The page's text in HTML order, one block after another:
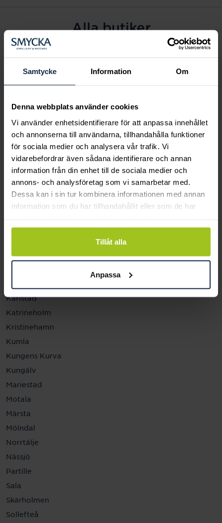
Samtycke Information Om
Denna webbplats använder cookies
Vi använder enhetsidentifierare för att anpassa innehållet
och annonserna till användarna, tillhandahålla funktioner
för sociala medier och analysera vår trafik. Vi
vidarebefordrar även sådana identifierare och annan
information från din enhet till de sociala medier och
annons- och analysföretag som vi samarbetar med.
Dessa kan i sin tur kombinera informationen med annan
information som du har tillhandahållit eller som de har
Tillåt alla
Anpassa
Alla butiker
Alingsås
Arvidsjaur
Eksjö
Fagersta
Farsta
Gävle
Halmstad
Halmstad Hallarna
Haninge
Helsingborg
Jönköping
Karlstad
Katrineholm
Kristinehamn
Kumla
Kungens Kurva
Kungälv
Mariestad
Motala
Märsta
Mölndal
Norrtälje
Nässjö
Partille
Sala
Skärholmen
Sollefteå